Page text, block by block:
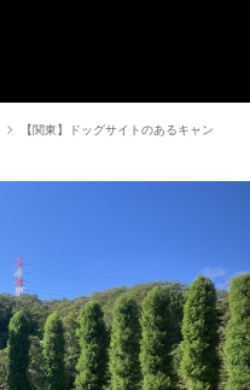
【関東】ドッグサイトのあるキャン